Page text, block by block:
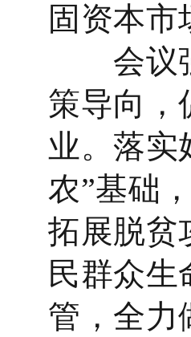
固资本
会议强
策导向，
业。落实
农”基础
拓展脱贫
民群众生
管，全力